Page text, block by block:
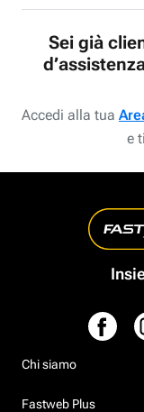
Sei già
Accedi alla tua
e
Chi siamo
Fastweb Plus